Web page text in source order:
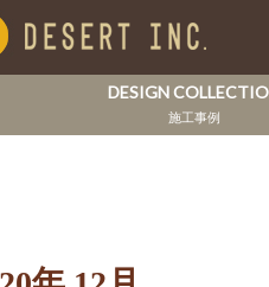
DESIGN
施工事例